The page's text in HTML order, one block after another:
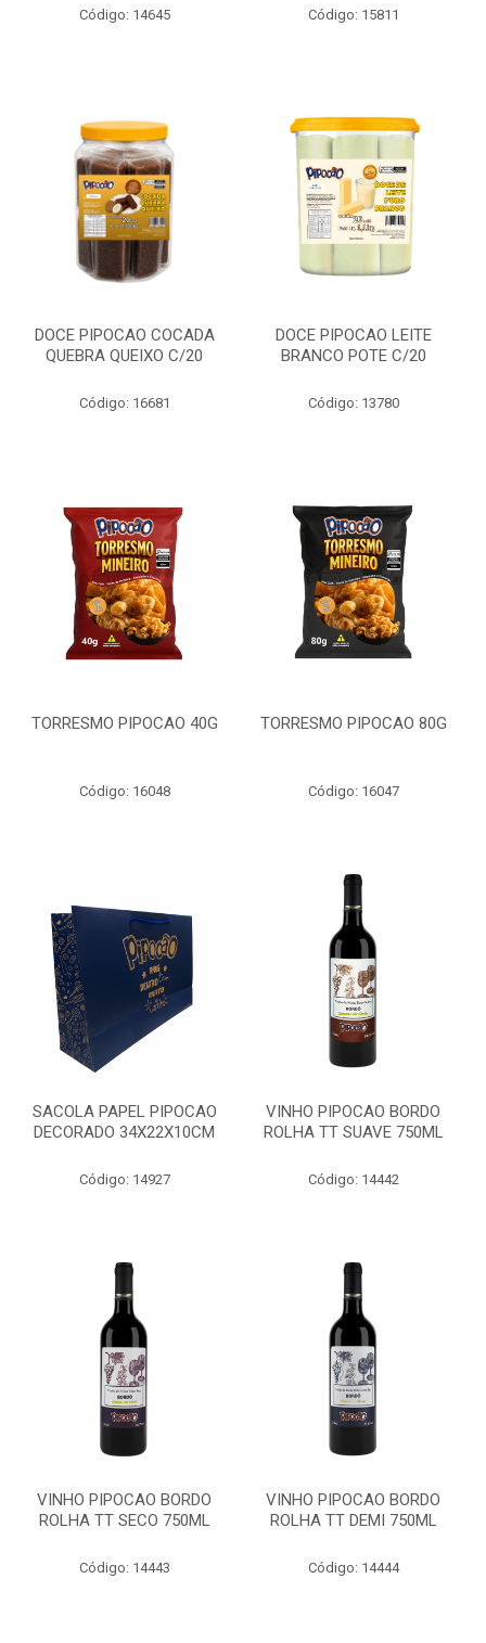
Código: 14645 Código: 15811
DOCE PIPOCAO COCADA
QUEBRA QUEIXO C/20
Código: 16681
DOCE PIPOCAO LEITE
BRANCO POTE C/20
Código: 13780
TORRESMO PIPOCAO 40G
Código: 16048
TORRESMO PIPOCAO 80G
Código: 16047
SACOLA PAPEL PIPOCAO
DECORADO 34X22X10CM
Código: 14927
VINHO PIPOCAO BORDO
ROLHA TT SUAVE 750ML
Código: 14442
VINHO PIPOCAO BORDO
ROLHA TT SECO 750ML
Código: 14443
VINHO PIPOCAO BORDO
ROLHA TT DEMI 750ML
Código: 14444